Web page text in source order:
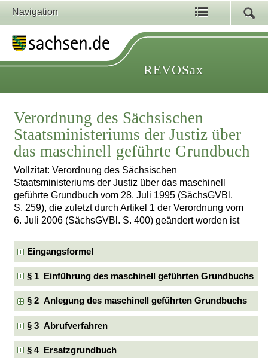
Navigation
REVOSax
Verordnung des Sächsischen
Staatsministeriums der Justiz über
das maschinell geführte Grundbuch
Vollzitat: Verordnung des Sächsischen
Staatsministeriums der Justiz über das maschinell
geführte Grundbuch vom 28. Juli 1995 (SächsGVBl.
S. 259), die zuletzt durch Artikel 1 der Verordnung vom
6. Juli 2006 (SächsGVBl. S. 400) geändert worden ist
Eingangsformel
§ 1 Einführung des maschinell geführten Grundbuchs
§ 2 Anlegung des maschinell geführten Grundbuchs
§ 3 Abrufverfahren
§ 4 Ersatzgrundbuch